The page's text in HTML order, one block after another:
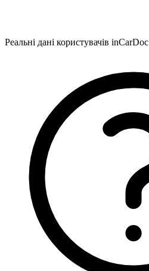
Реальні дані користувачів inCarDoc